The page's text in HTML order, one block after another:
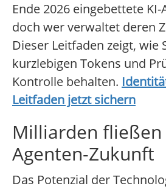
Ende 2026 eingebettete
doch wer verwaltet deren
Dieser Leitfaden zeigt, wie
kurzlebigen Tokens und
Kontrolle behalten.
Leitfaden jetzt sichern
Milliarden
Agenten-Zukunft
Das Potenzial der